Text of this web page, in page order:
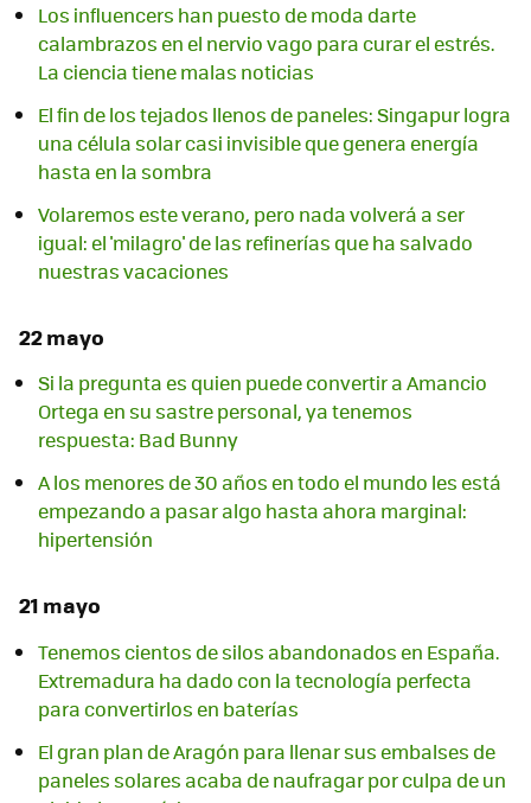
Los influencers han puesto de moda darte
calambrazos en el nervio vago para curar el estrés.
La ciencia tiene malas noticias
El fin de los tejados llenos de paneles: Singapur logra
una célula solar casi invisible que genera energía
hasta en la sombra
Volaremos este verano, pero nada volverá a ser
igual: el 'milagro' de las refinerías que ha salvado
nuestras vacaciones
22 mayo
Si la pregunta es quien puede convertir a Amancio
Ortega en su sastre personal, ya tenemos
respuesta: Bad Bunny
A los menores de 30 años en todo el mundo les está
empezando a pasar algo hasta ahora marginal:
hipertensión
21 mayo
Tenemos cientos de silos abandonados en España.
Extremadura ha dado con la tecnología perfecta
para convertirlos en baterías
El gran plan de Aragón para llenar sus embalses de
paneles solares acaba de naufragar por culpa de un